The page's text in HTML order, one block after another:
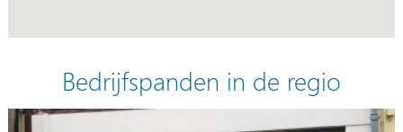
Bedrijfspanden in de regio